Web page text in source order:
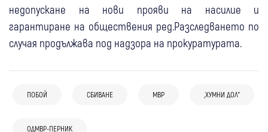
недопускане на нови прояви на насилие и
гарантиране на обществения ред.Разследването по
случая продължава под надзора на прокуратурата.
ПОБОЙ СБИВАНЕ МВР „ХУМНИ ДОЛ”
ОДМВР-ПЕРНИК
13:05